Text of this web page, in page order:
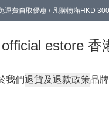
運費自取優惠 / 凡購物滿HKD
estore 香
我們退貨及退款政策品